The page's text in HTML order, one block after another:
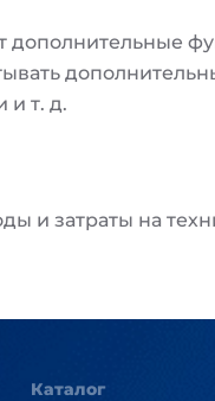
и т. д.
и затраты на
Каталог